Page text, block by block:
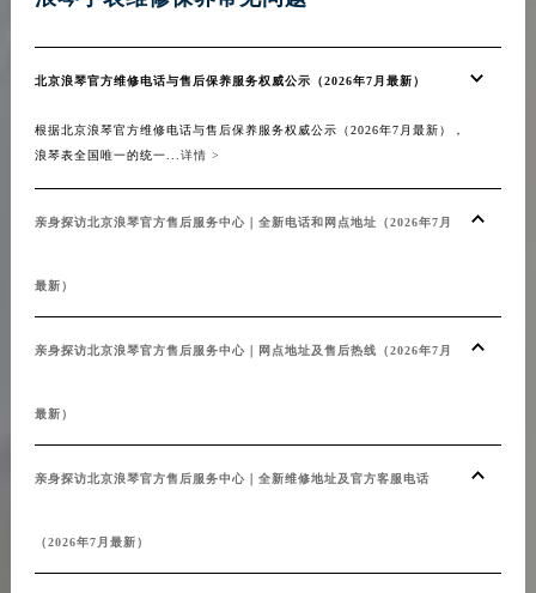
北京浪琴官方维修电话与售后保养服务权威公示（2026年7月最新）
根据北京浪琴官方维修电话与售后保养服务权威公示（2026年7月最新），
浪琴表全国唯一的统一...详情 >
亲身探访北京浪琴官方售后服务中心｜全新电话和网点地址（2026年7月
最新）
亲身探访北京浪琴官方售后服务中心｜网点地址及售后热线（2026年7月
最新）
亲身探访北京浪琴官方售后服务中心｜全新维修地址及官方客服电话
（2026年7月最新）